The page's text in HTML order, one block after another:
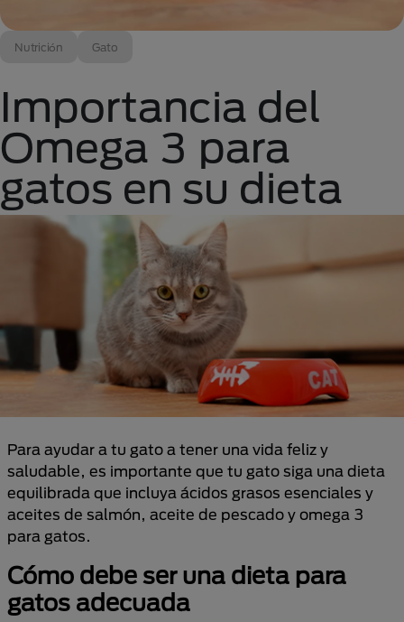
Nutrición Gato
Importancia del
Omega 3 para
gatos en su dieta
Para ayudar a tu gato a tener una vida feliz y
saludable, es importante que tu gato siga una dieta
equilibrada que incluya ácidos grasos esenciales y
aceites de salmón, aceite de pescado y omega 3
para gatos.
Cómo debe ser una dieta para
gatos adecuada